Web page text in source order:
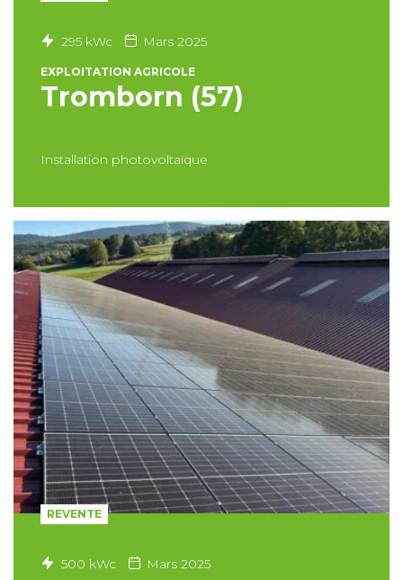
295 kWc Mars 2025
EXPLOITATION AGRICOLE
Tromborn (57)
Installation photovoltaïque
REVENTE
500 kWc Mars 2025